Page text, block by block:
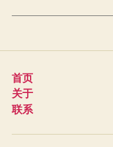
首页
关于
联系